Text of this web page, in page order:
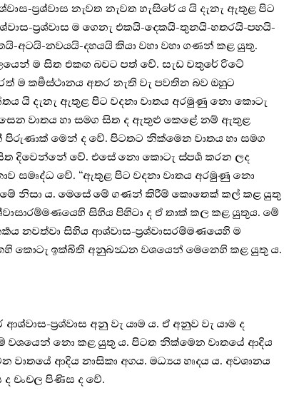
ප්‍ර‍ශ්වාස නැවත නැවත හැසිරේ ය යි දැනැ ඇතුළ පිට
ප්‍ර‍ශ්වාස ම ගෙනැ එකයි-දෙකයි-තුනයි-හතරයි-පහයි-
අටයි-නවයයි-දහයයි කියා වහා වහා ගණන් කළ යුතු.
ම සිත එකඟ බවට පත් වේ. සැඩ වතුරේ රිටේ
ම කර්‍මස්ථානය අතර නැති වැ පවතින බව ඔහුට
යි දැනැ ඇතුළ පිට වදනා වාතය අරමුණු නො කොටැ
වාතය හා සමග සිත ද ඇතුළු කෙළේ නම් ඇතුළ
මෙන් ද වේ. පිටතට නික්මෙන වාතය හා සමග
දිවෙන්නේ වේ. එසේ නො කොටැ ස්පර්‍ශ කරන ලද
සමෘද්ධ වේ. “ඇතුළ පිට වදනා වාතය අරමුණු නො
නිසා ය. මෙසේ මේ ගණන් කිරීම් කොතෙක් කල් කළ යුතු
සිහිය පිහිටා ද ඒ තාක් කල කළ යුතුය. මේ
නවත්වා සිහිය ආශ්වාස-ප්‍ර‍ශ්වාසරම්මණයෙහි ම
කොටැ ඉක්බිති අනුබන්‍ධන වශයෙන් මෙනෙහි කළ යුතු ය.
ප්‍ර‍ශ්වාස අනු වැ යාම ය. ඒ අනුව වැ යාම ද
වශයෙන් නො කළ යුතු ය. පිටත නික්මෙන වාතයේ ආදිය
වාතයේ ආදිය නාසිකා අගය. මධ්‍යය හෘදය ය. අවශානය
චංචල පිණිස ද වේ.